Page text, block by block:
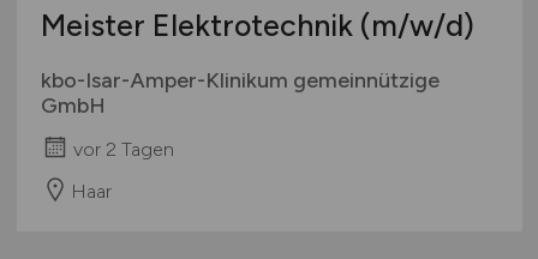
Meister Elektrotechnik (m/w/d)
kbo-Isar-Amper-Klinikum gemeinnützige
GmbH
vor 2 Tagen
Haar